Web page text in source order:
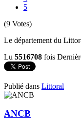
5
(9 Votes)
Le département du
Lu 5516708 fois
Publié dans Littoral
ANCB